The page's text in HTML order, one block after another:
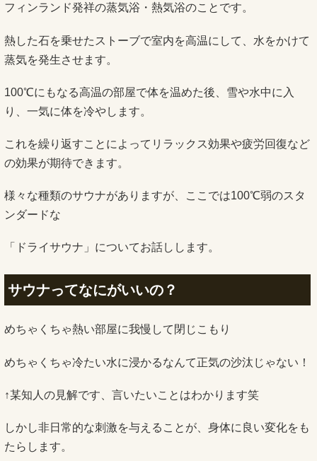
フィンランド発祥の蒸気浴・熱気浴のことです。
熱した石を乗せたストーブで室内を高温にして、水をかけて
蒸気を発生させます。
100℃にもなる高温の部屋で体を温めた後、雪や水中に入
り、一気に体を冷やします。
これを繰り返すことによってリラックス効果や疲労回復など
の効果が期待できます。
様々な種類のサウナがありますが、ここでは100℃弱のスタ
ンダードな
「ドライサウナ」についてお話しします。
サウナってなにがいいの？
めちゃくちゃ熱い部屋に我慢して閉じこもり
めちゃくちゃ冷たい水に浸かるなんて正気の沙汰じゃない！
↑某知人の見解です、言いたいことはわかります笑
しかし非日常的な刺激を与えることが、身体に良い変化をも
たらします。